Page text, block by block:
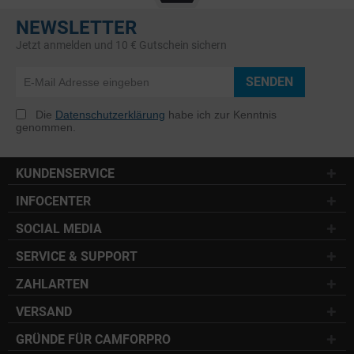
NEWSLETTER
Jetzt anmelden und 10 € Gutschein sichern
SENDEN
Die Datenschutzerklärung habe ich zur Kenntnis
genommen.
KUNDENSERVICE
INFOCENTER
SOCIAL MEDIA
SERVICE & SUPPORT
ZAHLARTEN
VERSAND
GRÜNDE FÜR CAMFORPRO